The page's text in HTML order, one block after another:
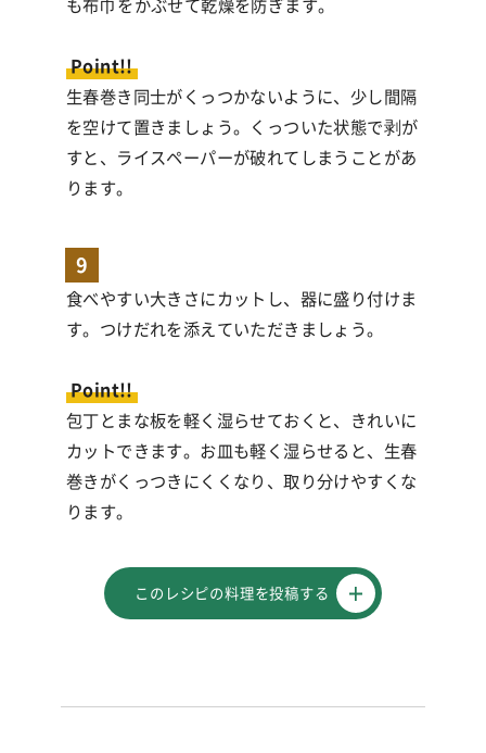
も布巾をかぶせて乾燥を防ぎます。
Point!!
生春巻き同士がくっつかないように、少し間隔
を空けて置きましょう。くっついた状態で剥が
すと、ライスペーパーが破れてしまうことがあ
ります。
9
食べやすい大きさにカットし、器に盛り付けま
す。つけだれを添えていただきましょう。
Point!!
包丁とまな板を軽く湿らせておくと、きれいに
カットできます。お皿も軽く湿らせると、生春
巻きがくっつきにくくなり、取り分けやすくな
ります。
このレシピの料理を投稿する